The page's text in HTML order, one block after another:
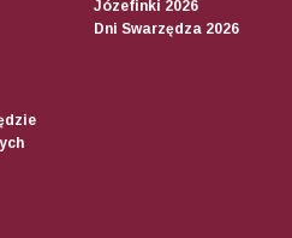
Józefinki 2026
Dni Swarzędza 2026